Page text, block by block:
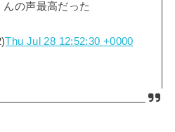
の声最高だった
Thu Jul 28 12:52:30 +0000